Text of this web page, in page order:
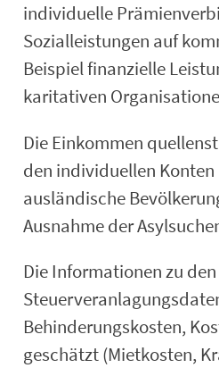
individuelle
Sozialleistungen auf
Beispiel finanzielle
karitativen
Die Einkommen
den individuellen
ausländische
Ausnahme der
Die Informationen zu
Behinderungskosten,
geschätzt (Mietkosten,